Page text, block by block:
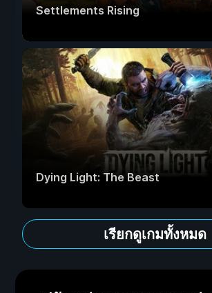
Settlements Rising
Dying Light: The Beast
เรียกดูเกมทั้งหมด